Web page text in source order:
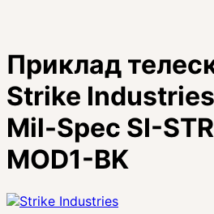
Приклад
Strike
Mil-Spec SI-
MOD1-BK